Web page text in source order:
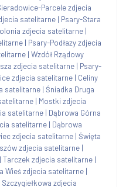
Parcele zdjecia
satelitarne | Psary-Stara
zdjecia satelitarne |
| Psary-Podłazy zdjecia
| Wzdół Rządowy
zdjecia satelitarne | Psary-
zdjecia satelitarne | Celiny
satelitarne | Śniadka Druga
| Mostki zdjecia
satelitarne | Dąbrowa Górna
satelitarne | Dąbrowa
zdjecia satelitarne | Święta
zdjecia satelitarne |
| Tarczek zdjecia satelitarne |
Wieś zdjecia satelitarne |
Szczygiełkowa zdjecia